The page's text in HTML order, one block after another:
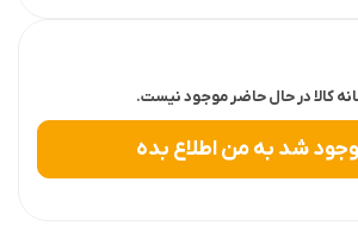
کالا در حال حاضر موجود نیست.
شد به من اطلاع بده